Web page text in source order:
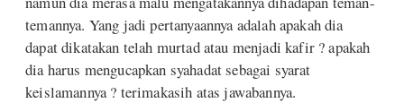
temannya. Yang jadi pertanyaannya adalah apakah dia
dapat dikatakan telah murtad atau menjadi kafir ? apakah
dia harus mengucapkan syahadat sebagai syarat
keislamannya ? terimakasih atas jawabannya.